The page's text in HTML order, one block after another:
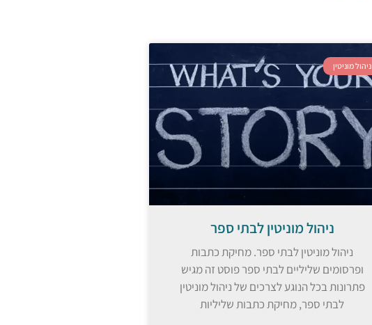
ניהול מוניטין
ניהול מוניטין לבתי ספר
ניהול מוניטין לבתי ספר. מחיקת כתבות
ופרסומים שליליים לבתי ספר פוסט זה מגיש
פתרונות בכל הנוגע לצרכים של ניהול מוניטין
לבתי ספר, מחיקת כתבות שליליות